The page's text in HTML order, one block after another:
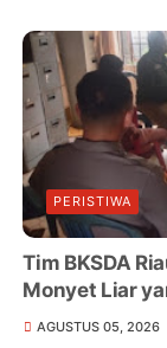
PERISTIWA
Tim BKSDA
Monyet Liar
AGUSTUS 05, 2026